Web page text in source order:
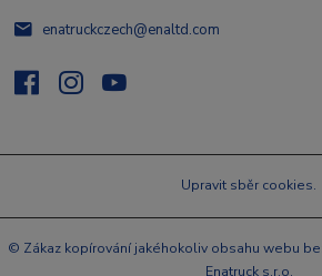
enatruckczech@enaltd.com
Upravit sběr cookies.
© Zákaz kopírování jakéhokoliv obsahu webu
Enatruck s.r.o.